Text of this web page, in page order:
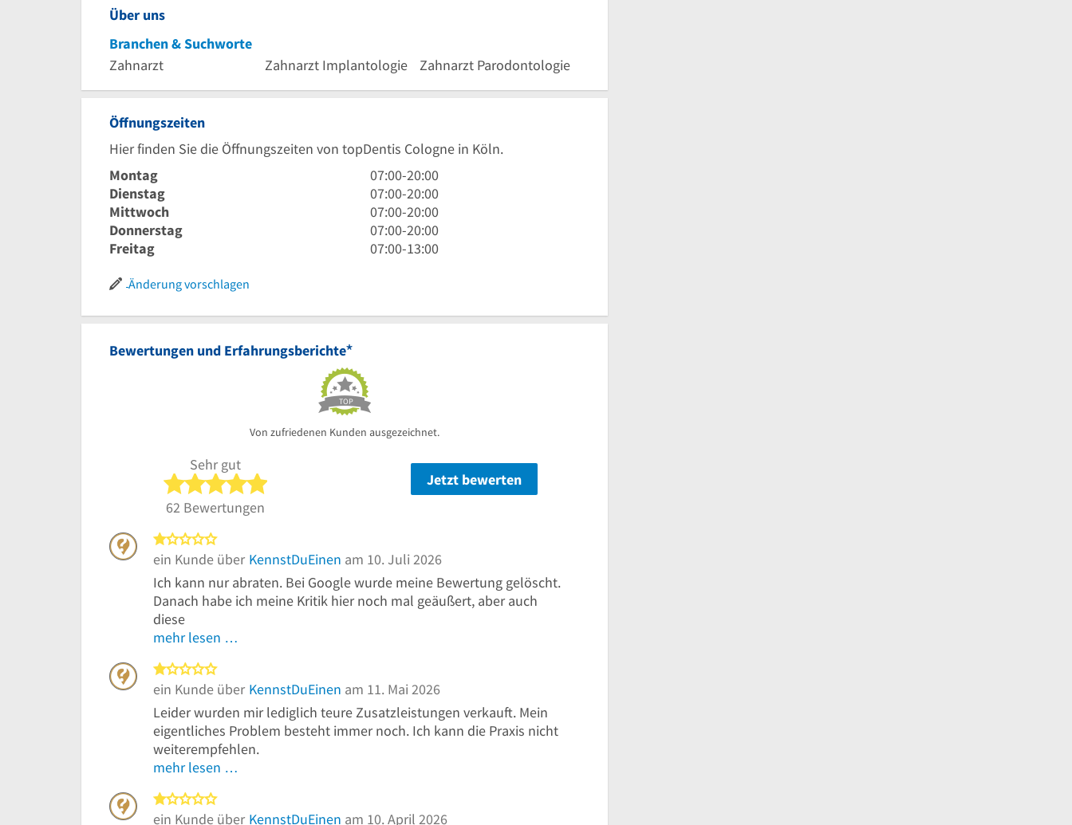
Über uns
Branchen & Suchworte
Zahnarzt
Zahnarzt Implantologie Zahnarzt Parodontologie
Öffnungszeiten
Hier finden Sie die Öffnungszeiten von topDentis Cologne in Köln.
Montag
7
Uhr
bis
20
Uhr
07:00-20:00
Dienstag
7
Uhr
bis
20
07:00-20:00
Mittwoch
7
Uhr
bis
07:00-20:00
Donnerstag
7
Uhr
07:00-20:00
Freitag
7
Uhr
07:00-13:00
Änderung vorschlagen
Bewertungen und Erfahrungsberichte*
TOP
Von zufriedenen Kunden ausgezeichnet.
Sehr gut
5 von 5 Sternen
62 Bewertungen
Jetzt bewerten
ein Kunde über KennstDuEinen am 10. Juli 2026
Ich kann nur abraten. Bei Google wurde meine Bewertung gelöscht.
Danach habe ich meine Kritik hier noch mal geäußert, aber auch
diese
mehr lesen …
ein Kunde über KennstDuEinen am 11. Mai 2026
Leider wurden mir lediglich teure Zusatzleistungen verkauft. Mein
eigentliches Problem besteht immer noch. Ich kann die Praxis nicht
weiterempfehlen.
mehr lesen …
ein Kunde über KennstDuEinen am 10. April 2026